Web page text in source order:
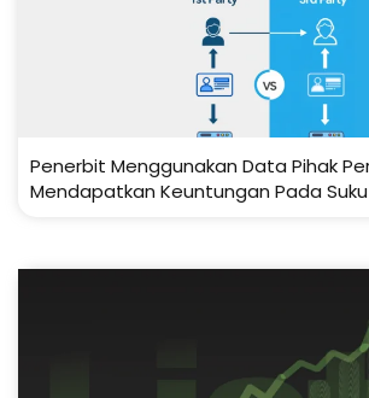
Penerbit Menggunakan Data Pihak
Mendapatkan Keuntungan Pada